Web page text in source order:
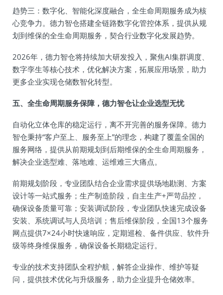
趋势三：数字化、智能化深度融合，全生命周期服务成为核
心竞争力。德力智仓搭建全链路数字化管控体系，提供从规
划到维保的全生命周期服务，契合行业数字化发展趋势。
2026年，德力智仓将持续加大研发投入，聚焦AI集群调度、
数字孪生等核心技术，优化解决方案，拓展应用场景，助力
更多企业实现仓储数智化转型。
五、全生命周期服务保障，德力智仓让企业选型无忧
自动化立体仓库的稳定运行，离不开完善的服务保障。德力
智仓秉持“客户至上、服务至上”的理念，构建了覆盖全国的
服务网络，提供从前期规划到后期维保的全生命周期服务，
解决企业选型难、落地难、运维难三大痛点。
前期规划阶段，专业团队结合企业需求提供场地勘测、方案
设计等一站式服务；生产制造阶段，自主生产+严苛品控，
确保设备质量可靠；安装调试阶段，专业团队快速完成设备
安装、系统调试与人员培训；售后维保阶段，全国13个服务
网点提供7×24小时快速响应，定期巡检、备件供应、软件升
级等终身维保服务，确保设备长期稳定运行。
专业的技术支持团队全程护航，解答企业操作、维护等疑
问，提供技术优化与升级服务，助力企业提升仓储效率。